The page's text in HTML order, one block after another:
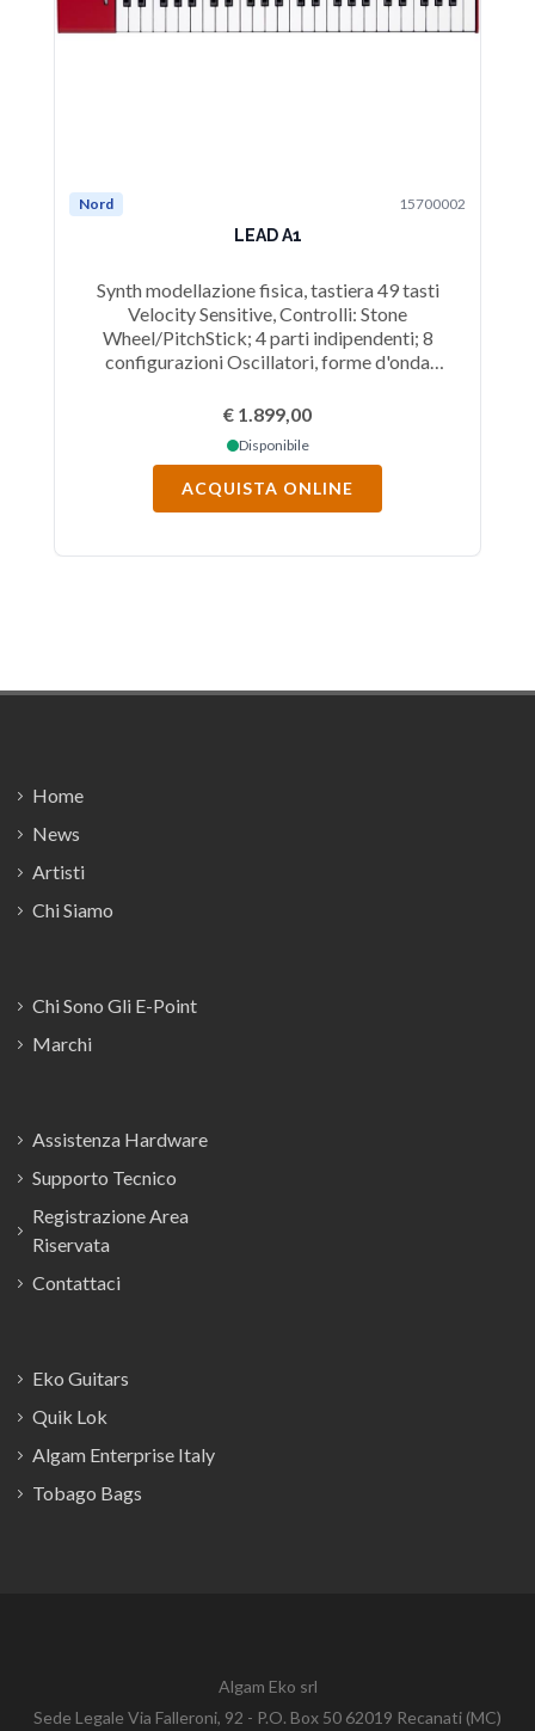
Nord 15700002
LEAD A1
Synth modellazione fisica, tastiera 49 tasti
Velocity Sensitive, Controlli: Stone
Wheel/PitchStick; 4 parti indipendenti; 8
configurazioni Oscillatori, forme d'onda
Mod Envelope, Effetti: Modulation-Delay-
€ 1.899,00
Disponibile
ACQUISTA ONLINE
Home
News
Artisti
Chi Siamo
Chi Sono Gli E-Point
Marchi
Assistenza Hardware
Supporto Tecnico
Registrazione Area
Riservata
Contattaci
Eko Guitars
Quik Lok
Algam Enterprise Italy
Tobago Bags
Algam Eko srl
Sede Legale Via Falleroni, 92 - P.O. Box 50 62019 Recanati (MC)